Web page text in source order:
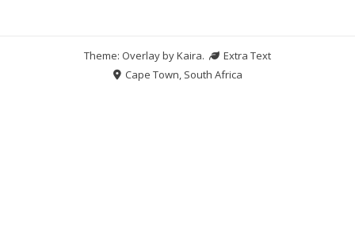
Theme: Overlay byKaira.
Extra Text
Cape Town, South Africa